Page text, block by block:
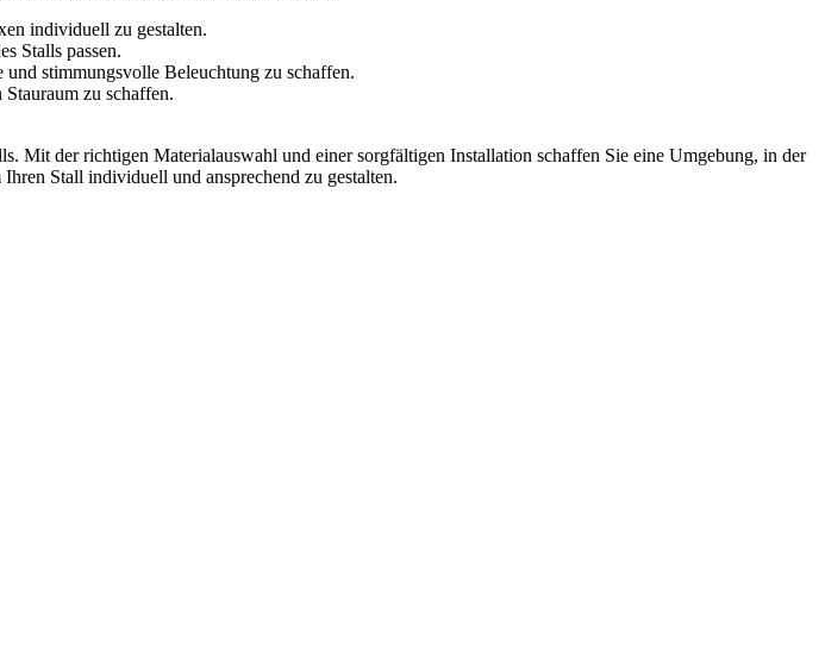
individuell zu gestalten.
Stalls passen.
stimmungsvolle Beleuchtung zu schaffen.
zu schaffen.
Mit der richtigen Materialauswahl und einer sorgfältigen Installation schaffen Sie eine Umgebung, in der
Stall individuell und ansprechend zu gestalten.